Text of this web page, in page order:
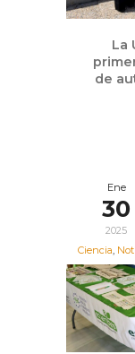
La
de
Ene
30
2025
Ciencia,